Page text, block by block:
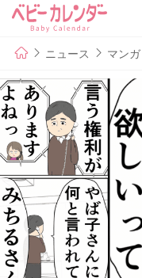
ニュース マンガ